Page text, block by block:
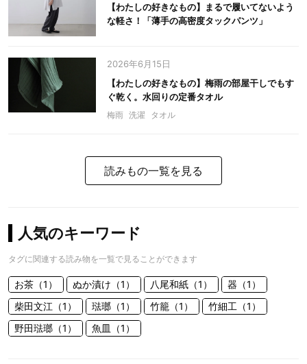
【わたしの好きなもの】まるで履いてないよう
な軽さ！「薄手の高密度タックパンツ」
2026年6月15日
【わたしの好きなもの】梅雨の部屋干しでもす
ぐ乾く。水回りの定番タオル
梅雨 洗濯 タオル
読みもの一覧を見る
人気のキーワード
タグに関連する読み物を一覧で見ることができます
お茶（1） ぬか漬け（1） 八尾和紙（1）
器（1）
柴田文江（1）
琺瑯（1） 竹籠（1）
竹細工（1）
野田琺瑯（1）
魚皿（1）